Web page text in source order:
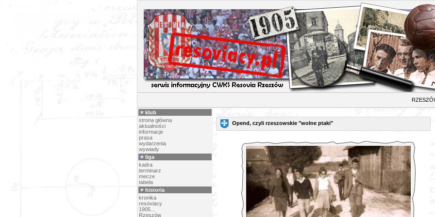
klub
strona główna
aktualności
informacje
prasa
wydarzenia
wywiady
liga
kadra
terminarz
mecze
tabela
historia
kronika
resoviacy
1905...
Rzeszów
Opend, czyli rzeszowskie "wolne ptaki"